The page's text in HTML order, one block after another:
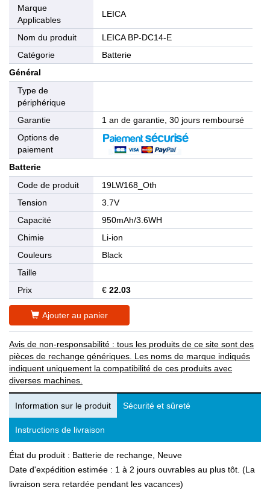
Marque
Applicables
LEICA
Nom du produit
LEICA BP-DC14-E
Catégorie
Batterie
Général
Type de
périphérique
Garantie
1 an de garantie, 30 jours remboursé
Options de
paiement
Batterie
Code de produit
19LW168_Oth
Tension
3.7V
Capacité
950mAh/3.6WH
Chimie
Li-ion
Couleurs
Black
Taille
Prix
€ 22.03
Ajouter au panier
Avis de non-responsabilité : tous les produits de ce site sont des
pièces de rechange génériques. Les noms de marque indiqués
indiquent uniquement la compatibilité de ces produits avec
diverses machines.
Information sur le produit Sécurité et sûreté
Instructions de livraison
État du produit : Batterie de rechange, Neuve
Date d'expédition estimée : 1 à 2 jours ouvrables au plus tôt. (La
livraison sera retardée pendant les vacances)